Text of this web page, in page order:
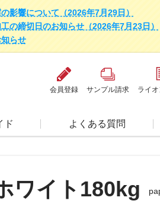
影響について（2026年7月29日）
の締切日のお知らせ（2026年7月23日）
らせ
会員登録 サンプル請求 ライオ
ド よくある質問
ワイト180kg